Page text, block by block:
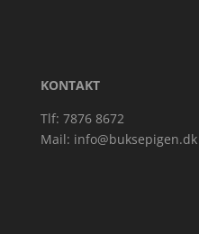
KONTAKT
Tlf: 7876 8672
Mail: info@buksepigen.dk